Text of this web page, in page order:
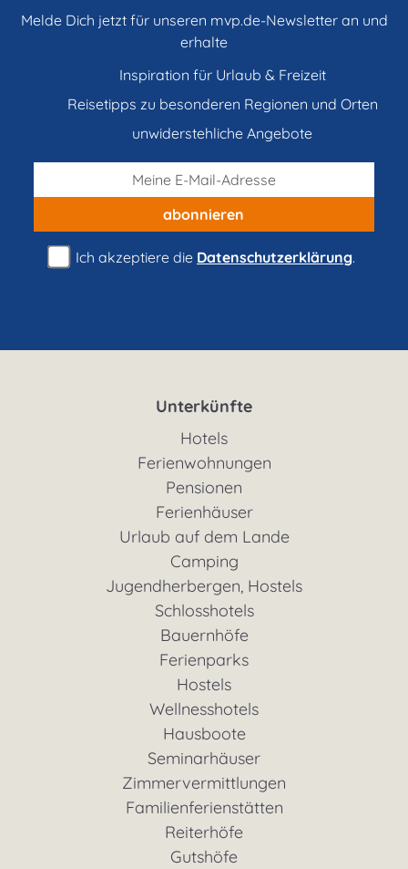
Melde Dich jetzt für unseren mvp.de-Newsletter an und
erhalte
Inspiration für Urlaub & Freizeit
Reisetipps zu besonderen Regionen und Orten
unwiderstehliche Angebote
abonnieren
Ich akzeptiere die Datenschutzerklärung.
Unterkünfte
Hotels
Ferienwohnungen
Pensionen
Ferienhäuser
Urlaub auf dem Lande
Camping
Jugendherbergen, Hostels
Schlosshotels
Bauernhöfe
Ferienparks
Hostels
Wellnesshotels
Hausboote
Seminarhäuser
Zimmervermittlungen
Familienferienstätten
Reiterhöfe
Gutshöfe